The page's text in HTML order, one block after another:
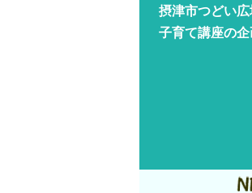
摂津市つどい
子育て講座の